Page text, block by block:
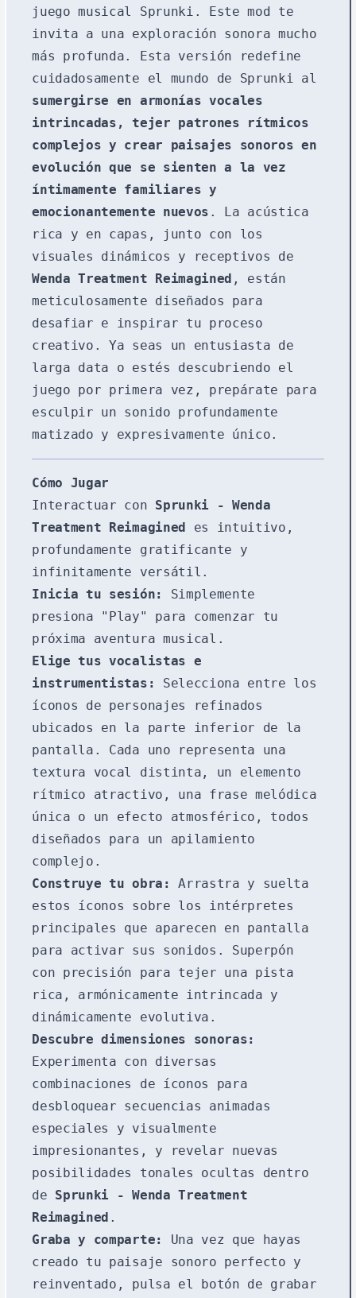
juego musical Sprunki. Este mod te
invita a una exploración sonora mucho
más profunda. Esta versión redefine
cuidadosamente el mundo de Sprunki al
sumergirse en armonías vocales
intrincadas, tejer patrones rítmicos
complejos y crear paisajes sonoros en
evolución que se sienten a la vez
íntimamente familiares y
emocionantemente nuevos . La acústica
rica y en capas, junto con los
visuales dinámicos y receptivos de
Wenda Treatment Reimagined , están
meticulosamente diseñados para
desafiar e inspirar tu proceso
creativo. Ya seas un entusiasta de
larga data o estés descubriendo el
juego por primera vez, prepárate para
esculpir un sonido profundamente
matizado y expresivamente único.
Cómo Jugar
Interactuar con Sprunki - Wenda
Treatment Reimagined
es intuitivo,
profundamente gratificante y
infinitamente versátil.
Inicia tu sesión:
Simplemente
presiona "Play" para comenzar tu
próxima aventura musical.
Elige tus vocalistas e
instrumentistas:
Selecciona entre los
íconos de personajes refinados
ubicados en la parte inferior de la
pantalla. Cada uno representa una
textura vocal distinta, un elemento
rítmico atractivo, una frase melódica
única o un efecto atmosférico, todos
diseñados para un apilamiento
complejo.
Construye tu obra:
Arrastra y suelta
estos íconos sobre los intérpretes
principales que aparecen en pantalla
para activar sus sonidos. Superpón
con precisión para tejer una pista
rica, armónicamente intrincada y
dinámicamente evolutiva.
Descubre dimensiones sonoras:
Experimenta con diversas
combinaciones de íconos para
desbloquear secuencias animadas
especiales y visualmente
impresionantes, y revelar nuevas
posibilidades tonales ocultas dentro
de Sprunki - Wenda Treatment
Reimagined .
Graba y comparte:
Una vez que hayas
creado tu paisaje sonoro perfecto y
reinventado, pulsa el botón de grabar